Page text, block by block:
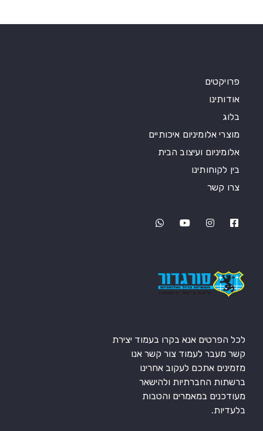
פרויקטים
אודותינו
בלוג
מוצרי אלומיניום איכותיים
אלומיניום ועיצוב הבית
בין לקוחותינו
צרו קשר
לכל הפרטים אנא בקרו בעמוד יצירת
קשר מעבר לעמוד צור קשר אנו
מזמינים אתכם לעקוב אחרינו
ברשתות החברתיות ולהישאר
מעודכנים במאמרים והטבות
בלעדיות.